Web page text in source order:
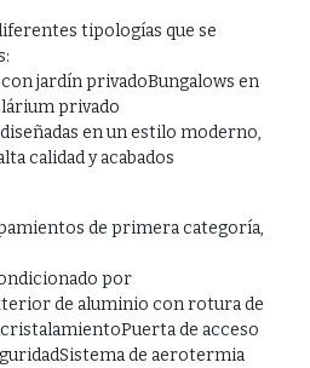
tipologías que se
jardín privadoBungalows en
privado
en un estilo moderno,
calidad y acabados
de primera categoría,
por
de aluminio con rotura de
de acceso
de aerotermia